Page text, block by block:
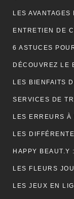
LES FLEURS
LES JEUX EN